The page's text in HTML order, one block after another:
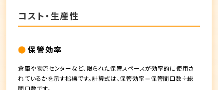
コスト・生産性
保管効率
倉庫や物流センターなど、限られた保管スペースが効率的に使用さ
れているかを示す指標です。計算式は、保管効率＝保管間口数÷総